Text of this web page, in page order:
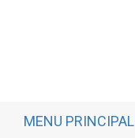
MENU PRINCIPAL